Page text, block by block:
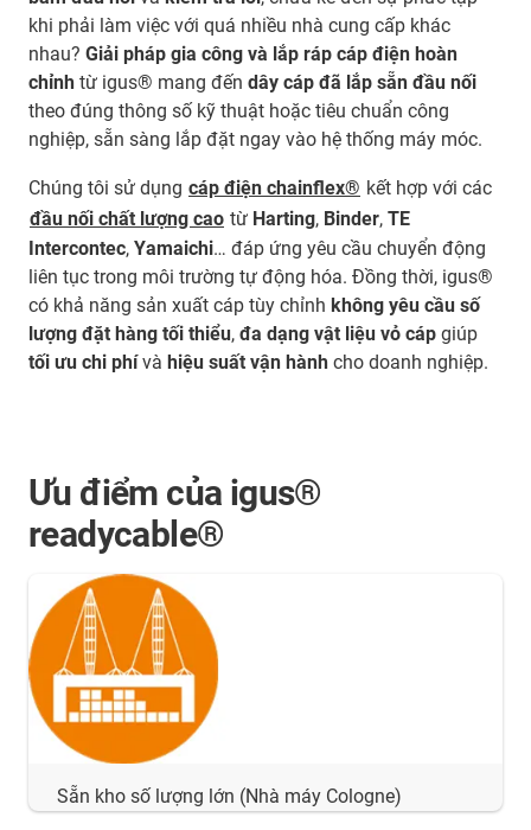
khi phải làm việc với quá nhiều nhà cung cấp khác
nhau? Giải pháp gia công và lắp ráp cáp điện hoàn
chỉnh từ igus® mang đến dây cáp đã lắp sẵn đầu nối
theo đúng thông số kỹ thuật hoặc tiêu chuẩn công
nghiệp, sẵn sàng lắp đặt ngay vào hệ thống máy móc.
Chúng tôi sử dụng cáp điện chainflex® kết hợp với các
đầu nối chất lượng cao từ Harting, Binder, TE
Intercontec, Yamaichi… đáp ứng yêu cầu chuyển động
liên tục trong môi trường tự động hóa. Đồng thời, igus®
có khả năng sản xuất cáp tùy chỉnh không yêu cầu số
lượng đặt hàng tối thiểu, đa dạng vật liệu vỏ cáp giúp
tối ưu chi phívà hiệu suất vận hành cho doanh nghiệp.
Ưu điểm của igus®
readycable®
Sẵn kho số lượng lớn (Nhà máy Cologne)